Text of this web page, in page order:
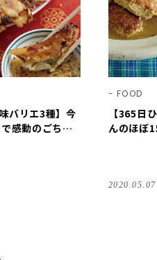
バリエ3種】今
感動のごちそ
FOOD
【365日
んのほぼ
2020.05.07